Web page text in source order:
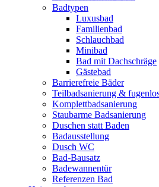
Badtypen
Luxusbad
Familienbad
Schlauchbad
Minibad
Bad mit Dachschräge
Gästebad
Barrierefreie Bäder
Teilbadsanierung &
Komplettbadsanierung
Staubarme Badsanierung
Duschen statt Baden
Badausstellung
Dusch WC
Bad-Bausatz
Badewannentür
Referenzen Bad